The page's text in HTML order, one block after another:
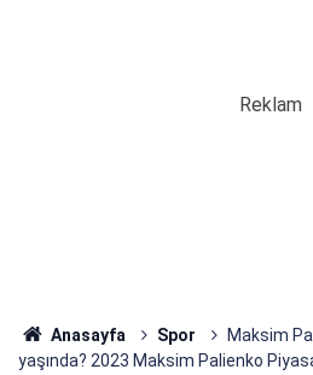
Anasayfa Spor
Maksim
yaşında? 2023 Maksim Palienko